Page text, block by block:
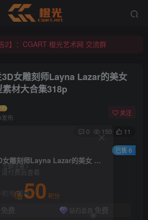
2】：CGART 橙光艺术网 交流群
告2】：CGART 橙光艺术网 交流群
女雕刻师Layna Lazar的美女
材大合集318p
布
关注
0 150 11
[3d设计] 新西兰3D女雕刻师Layna Lazar的美女 怪物3d角色模型素材大合集318p
付费后查看
50 积分
免费 钻石会员 免费
已售 6
即注册
号/邮箱